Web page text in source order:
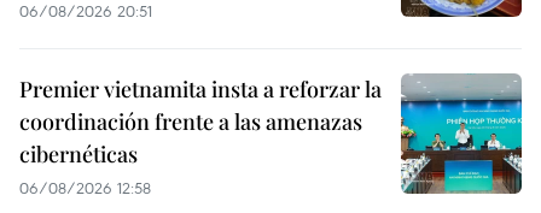
06/08/2026 20:51
Premier vietnamita insta a reforzar la
coordinación frente a las amenazas
cibernéticas
06/08/2026 12:58